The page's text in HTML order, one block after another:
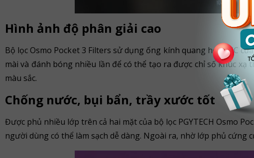
Hình ảnh độ phân giải cao
Bộ lọc Osmo Pocket 3 Filters sử dụng ống kính quang học AGC
mài và đánh bóng nhiều lần để có thể tạo ra được chỉ số khúc
màu sắc.
Chống nước, bụi bẩn, trầy xước tốt
Được phủ nhiều lớp trên cả hai mặt của bộ lọc PGYTECH Osmo
người dùng có thể làm sạch dễ dàng. Ngoài ra, nhờ lớp phủ cứng